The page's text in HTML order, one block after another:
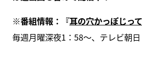
※番組情報：『耳の穴かっぽじっ
毎週月曜深夜1：58～、テレビ朝日